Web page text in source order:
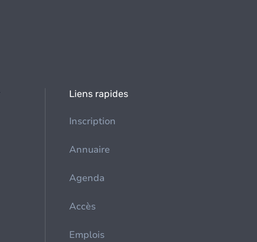
Liens rapides
Inscription
Annuaire
Agenda
Accès
Emplois